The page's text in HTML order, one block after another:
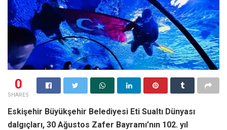
0
SHARES
Eskişehir Büyükşehir Belediyesi Eti Sualtı Dünyası
dalgıçları, 30 Ağustos Zafer Bayramı’nın 102. yıl